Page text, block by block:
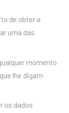
de obter a
uma das
momento
lhe digam
os dados